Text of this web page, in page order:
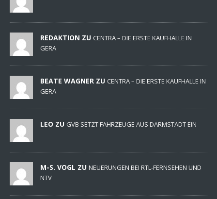
REDAKTION ZU CENTRA – DIE ERSTE KAUFHALLE IN
GERA
BEATE WAGNER ZU CENTRA – DIE ERSTE KAUFHALLE IN
GERA
LEO ZU GVB SETZT FAHRZEUGE AUS DARMSTADT EIN
M-S. VOGL ZU NEUERUNGEN BEI RTL-FERNSEHEN UND
NTV